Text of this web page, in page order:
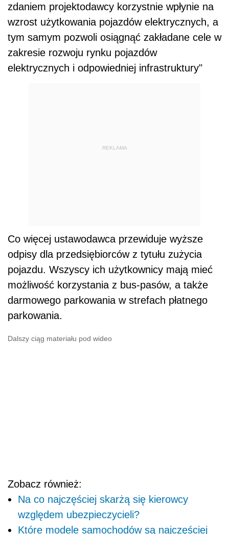
zdaniem projektodawcy korzystnie wpłynie na
wzrost użytkowania pojazdów elektrycznych, a
tym samym pozwoli osiągnąć zakładane cele w
zakresie rozwoju rynku pojazdów
elektrycznych i odpowiedniej infrastruktury"
REKLAMA
Co więcej ustawodawca przewiduje wyższe
odpisy dla przedsiębiorców z tytułu zużycia
pojazdu. Wszyscy ich użytkownicy mają mieć
możliwość korzystania z bus-pasów, a także
darmowego parkowania w strefach płatnego
parkowania.
Dalszy ciąg materiału pod wideo
Zobacz również:
Na co najczęściej skarżą się kierowcy
względem ubezpieczycieli?
Które modele samochodów są najczęściej